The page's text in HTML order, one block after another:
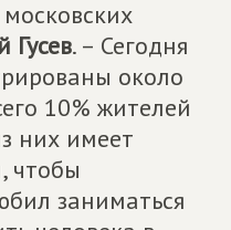
Гусев. – Сегодня
около
10% жителей
них имеет
чтобы
заниматься